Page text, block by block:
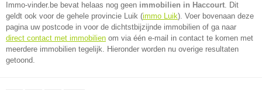
Immo-vinder.be bevat helaas nog geen immobilien in Haccourt. Dit
geldt ook voor de gehele provincie Luik (immo Luik). Voer bovenaan deze
pagina uw postcode in voor de dichtstbijzijnde immobilien of ga naar
direct contact met immobilien om via één e-mail in contact te komen met
meerdere immobilien tegelijk. Hieronder worden nu overige resultaten
getoond.